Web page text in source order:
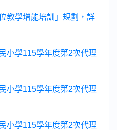
教學增能培訓」規劃，詳
小學115學年度第2次代理
小學115學年度第2次代理
小學115學年度第2次代理